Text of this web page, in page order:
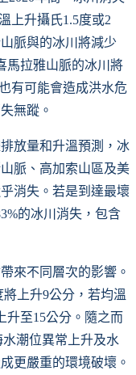
上升攝氏1.5度或2
脈與的冰川將減少
馬拉雅山脈的冰川將
有可能會造成洪水危
無蹤。
放量和升溫預測，冰
脈、高加索山區及美
消失。若是到達最壞
的冰川消失，包含
來不同層次的影響。
上升9公分，若均溫
升至15公分。隨之而
水潮位異常上升及水
更嚴重的環境破壞。